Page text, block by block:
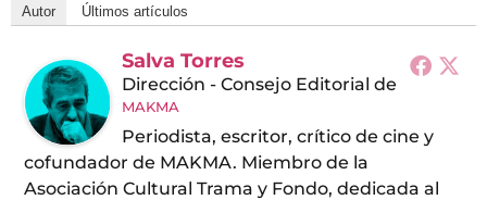
Autor Últimos artículos
Salva Torres
Dirección - Consejo Editorial de
MAKMA
Periodista, escritor, crítico de cine y
cofundador de MAKMA. Miembro de la
Asociación Cultural Trama y Fondo, dedicada al